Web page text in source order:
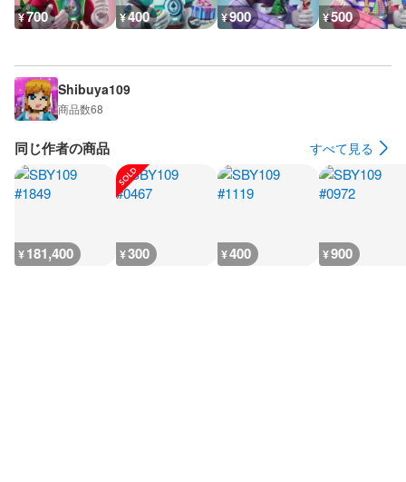
¥700 ¥400 ¥900 ¥500
Shibuya109
商品数68
同じ作者の商品 すべて見る
¥181,400 ¥300 ¥400 ¥900